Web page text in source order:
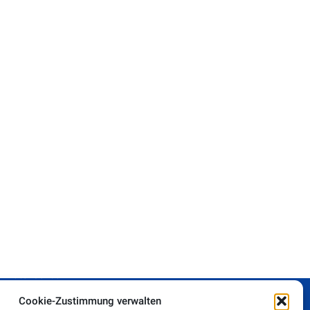
Cookie-Zustimmung verwalten
Cookie-Richtlinie (EU)